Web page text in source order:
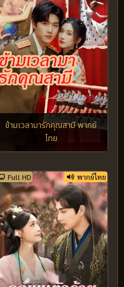
ข้ามเวลามารักคุณสามี พากย์
ไทย
Full HD พากย์ไทย